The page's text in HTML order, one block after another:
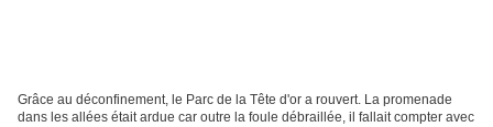
Grâce au déconfinement, le Parc de la Tête d'or a rouvert. La promenade
dans les allées était ardue car outre la foule débraillée, il fallait compter avec